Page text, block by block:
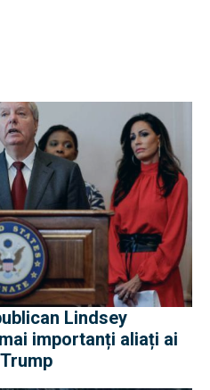
Lindsey
importanți aliați ai